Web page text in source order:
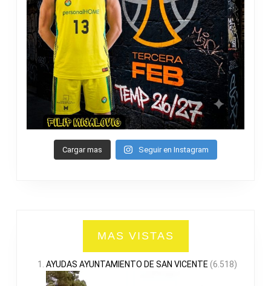
Cargar mas Seguir en Instagram
MAS VISTAS
AYUDAS AYUNTAMIENTO DE SAN VICENTE (6.518)